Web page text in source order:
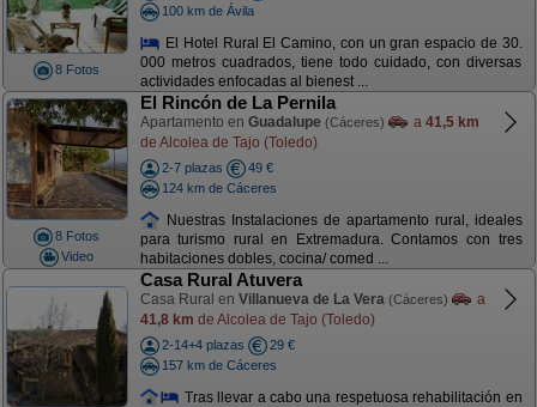
8 Fotos
100 km de Ávila
El Hotel Rural El Camino, con un gran espacio de 30.
000 metros cuadrados, tiene todo cuidado, con diversas
actividades enfocadas al bienest ...
8 Fotos
Video
El Rincón de La Pernila
Apartamento en Guadalupe (Cáceres) a 41,5 km
de Alcolea de Tajo (Toledo)
2-7 plazas
49 €
124 km de Cáceres
Nuestras Instalaciones de apartamento rural, ideales
para turismo rural en Extremadura. Contamos con tres
habitaciones dobles, cocina/ comed ...
Casa Rural Atuvera
Casa Rural en Villanueva de La Vera (Cáceres)
a
41,8 km de Alcolea de Tajo (Toledo)
2-14+4 plazas
29 €
157 km de Cáceres
Tras llevar a cabo una respetuosa rehabilitación en